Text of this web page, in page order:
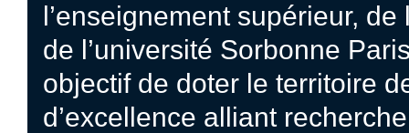
l’enseignement supérieur,
de l’université Sorbonne
objectif de doter le territoire
d’excellence alliant